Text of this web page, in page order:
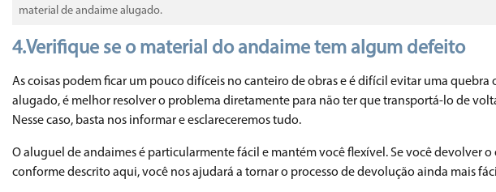
material de andaime alugado.
4.Verifique se o material do andaime tem algum defeito
As coisas podem ficar um pouco difíceis no canteiro de obras e é difícil evitar uma
alugado, é melhor resolver o problema diretamente para não ter que transportá-lo de
Nesse caso, basta nos informar e esclareceremos tudo.
O aluguel de andaimes é particularmente fácil e mantém você flexível. Se você devolver
conforme descrito aqui, você nos ajudará a tornar o processo de devolução ainda mais